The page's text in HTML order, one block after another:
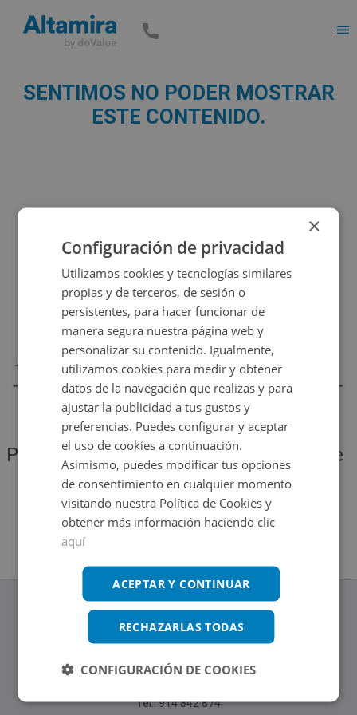
SENTIMOS NO PODER MOSTRAR
ESTE CONTENIDO.
Por favor, vuelve a intentarlo más tarde
para ver si se solucionó el problema
Volver al inicio
www.altamirainmuebles.com
Edificio Skylight
Tel.: 914 842 874
×
Configuración de privacidad
Utilizamos cookies y tecnologías similares
propias y de terceros, de sesión o
persistentes, para hacer funcionar de
manera segura nuestra página web y
personalizar su contenido. Igualmente,
utilizamos cookies para medir y obtener
datos de la navegación que realizas y para
ajustar la publicidad a tus gustos y
preferencias. Puedes configurar y aceptar
el uso de cookies a continuación.
Asimismo, puedes modificar tus opciones
de consentimiento en cualquier momento
visitando nuestra Política de Cookies y
obtener más información haciendo clic
aquí
ACEPTAR Y CONTINUAR
RECHAZARLAS TODAS
CONFIGURACIÓN DE COOKIES